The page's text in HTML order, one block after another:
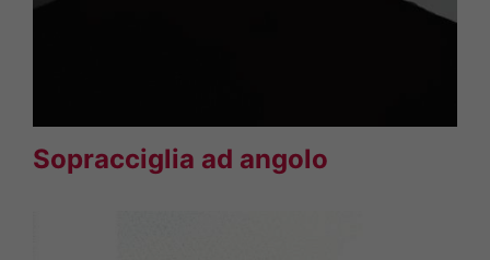
Sopracciglia ad angolo